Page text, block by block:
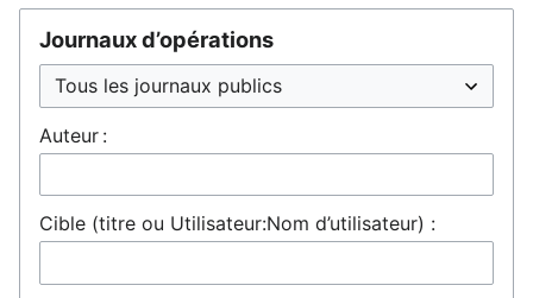
Journaux d’opérations
Auteur :
Cible (titre ou Utilisateur:Nom d’utilisateur) :